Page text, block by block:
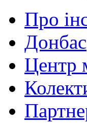
Про
Донбас
Центр